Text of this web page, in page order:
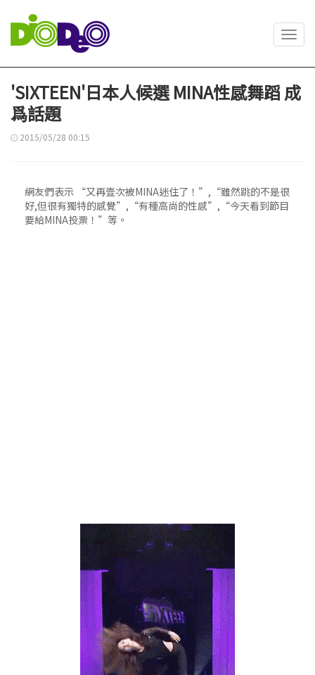
'SIXTEEN'日本人候選 MINA性感舞蹈 成
爲話題
2015/05/28 00:15
網友們表示 “又再壹次被MINA迷住了！”,“雖然跳的不是很
好,但很有獨特的感覺”,“有種高尚的性感”,“今天看到節目
要給MINA投票！”等。